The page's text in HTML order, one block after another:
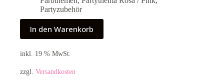
Partyzubehör
In den Warenkorb
inkl. 19 % MwSt.
zzgl. Versandkosten